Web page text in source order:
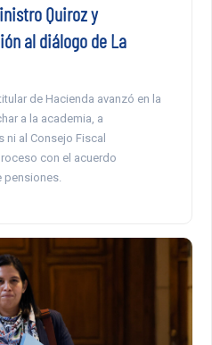
Quiroz y
al diálogo de La
de Hacienda avanzó en la
a la academia, a
ni al Consejo Fiscal
con el acuerdo
pensiones.